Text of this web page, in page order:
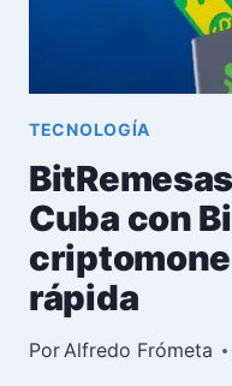
TECNOLOGÍA
Cuba con
rápida
PorAlfredo Frómeta